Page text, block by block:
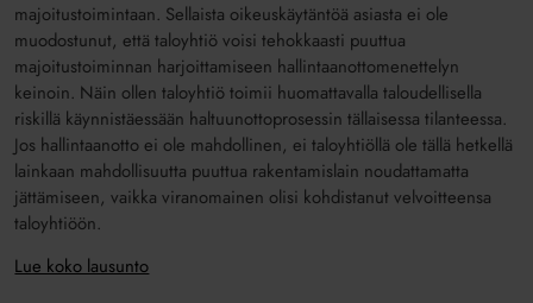
majoitustoimintaan. Sellaista oikeuskäytäntöä asiasta ei ole
muodostunut, että taloyhtiö voisi tehokkaasti puuttua
majoitustoiminnan harjoittamiseen hallintaanottomenettelyn
keinoin. Näin ollen taloyhtiö toimii huomattavalla taloudellisella
riskillä käynnistäessään haltuunottoprosessin tällaisessa tilanteessa.
Jos hallintaanotto ei ole mahdollinen, ei taloyhtiöllä ole tällä hetkellä
lainkaan mahdollisuutta puuttua rakentamislain noudattamatta
jättämiseen, vaikka viranomainen olisi kohdistanut velvoitteensa
taloyhtiöön.
Lue koko lausunto